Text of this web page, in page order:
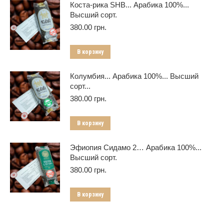
Коста-рика SHB... Арабика 100%...
Высший сорт.
380.00 грн.
В корзину
Колумбия... Арабика 100%... Высший
сорт...
380.00 грн.
В корзину
Эфиопия Сидамо 2… Арабика 100%...
Высший сорт.
380.00 грн.
В корзину